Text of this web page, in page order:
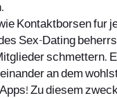
Kontaktborsen fur
Sex-Dating
schmettern.
an dem
Zu diesem